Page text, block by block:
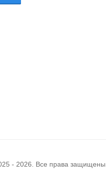
- 2026. Все права защищены.